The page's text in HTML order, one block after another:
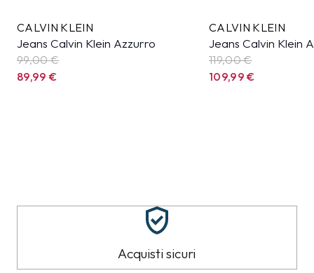
CALVIN KLEIN
Jeans Calvin Klein Azzurro
99,00 €
89,99€
CALVIN KLEIN
Jeans Calvin Klein
119,00 €
109,99€
Acquisti sicuri